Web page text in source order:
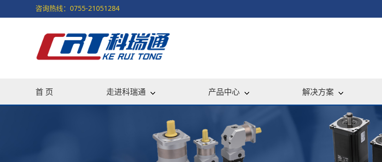
咨询热线：0755-21051284
首 页 走进科瑞通 产品中心 解决方案